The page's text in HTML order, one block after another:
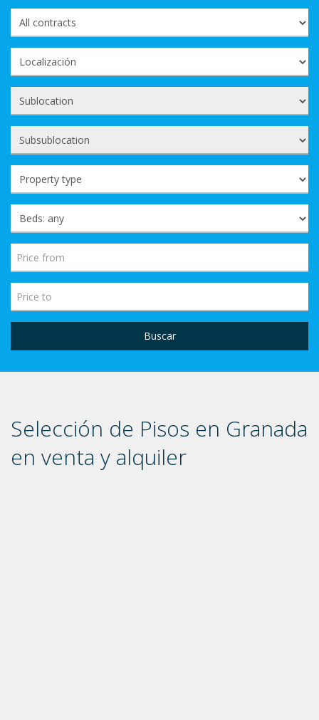
Buscar
Selección de Pisos en Granada
en venta y alquiler